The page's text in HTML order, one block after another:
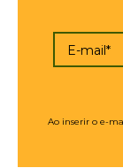
E-mail*
Ao inserir o e-